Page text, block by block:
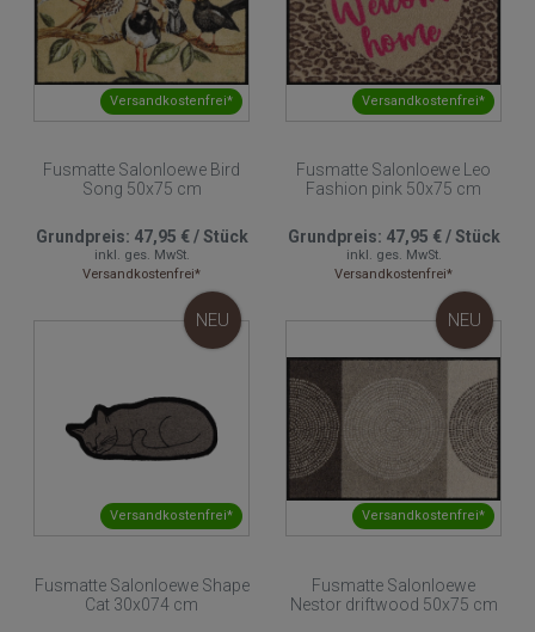
Versandkostenfrei*
Fusmatte Salonloewe Bird
Song 50x75 cm
Grundpreis: 47,95 €/Stück
inkl. ges. MwSt.
Versandkostenfrei*
Versandkostenfrei*
Fusmatte Salonloewe Leo
Fashion pink 50x75 cm
Grundpreis: 47,95 €/Stück
inkl. ges. MwSt.
Versandkostenfrei*
Versandkostenfrei*
NEU
Fusmatte Salonloewe Shape
Cat 30x074 cm
Versandkostenfrei*
NEU
Fusmatte Salonloewe
Nestor driftwood 50x75 cm